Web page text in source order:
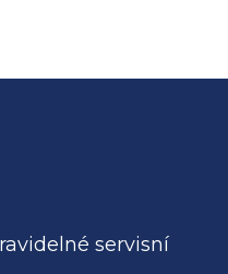
servisní